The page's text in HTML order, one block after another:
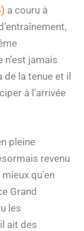
a couru à
jamais
de la tenue et il
à l’arrivée
pleine
revenu
qu’en
Grand
les
ait des